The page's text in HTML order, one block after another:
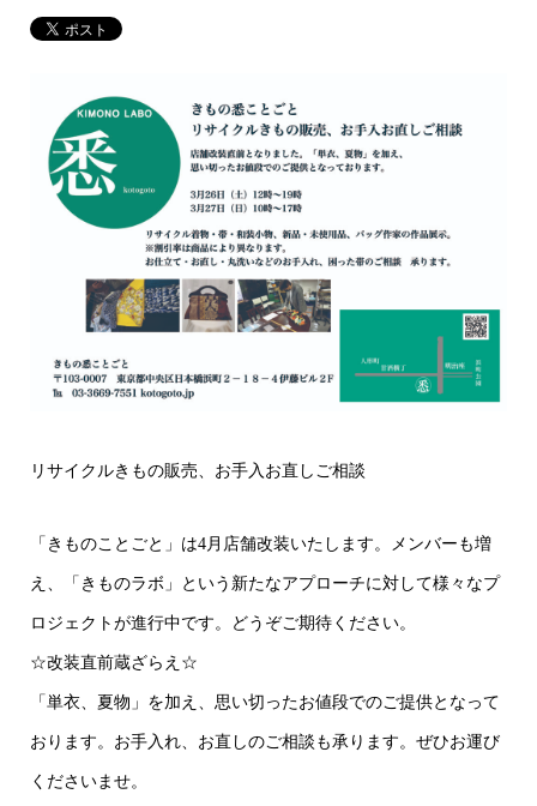
リサイクルきもの販売、お手入お直しご相談
「きものことごと」は4月店舗改装いたします。メンバーも増
え、「きものラボ」という新たなアプローチに対して様々なプ
ロジェクトが進行中です。どうぞご期待ください。
☆改装直前蔵ざらえ☆
「単衣、夏物」を加え、思い切ったお値段でのご提供となって
おります。お手入れ、お直しのご相談も承ります。ぜひお運び
くださいませ。